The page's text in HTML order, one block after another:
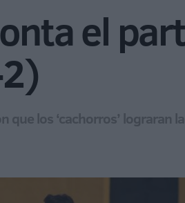
el
los ‘cachorros’ lograran